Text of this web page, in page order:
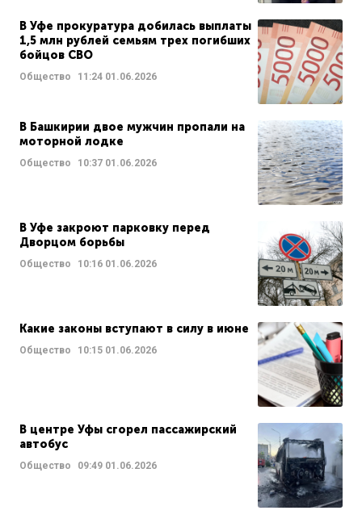
В Уфе прокуратура добилась выплаты
1,5 млн рублей семьям трех погибших
бойцов СВО
Общество 11:24 01.06.2026
В Башкирии двое мужчин пропали на
моторной лодке
Общество 10:37 01.06.2026
В Уфе закроют парковку перед
Дворцом борьбы
Общество 10:16 01.06.2026
Какие законы вступают в силу в июне
Общество 10:15 01.06.2026
В центре Уфы сгорел пассажирский
автобус
Общество 09:49 01.06.2026